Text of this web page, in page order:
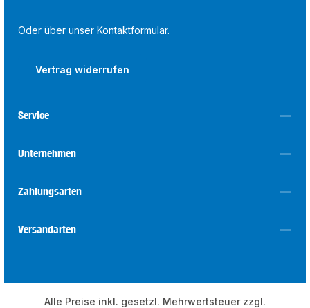
Oder über unserKontaktformular.
Vertrag widerrufen
Service
Unternehmen
Zahlungsarten
Versandarten
Alle Preise inkl. gesetzl. Mehrwertsteuer zzgl.